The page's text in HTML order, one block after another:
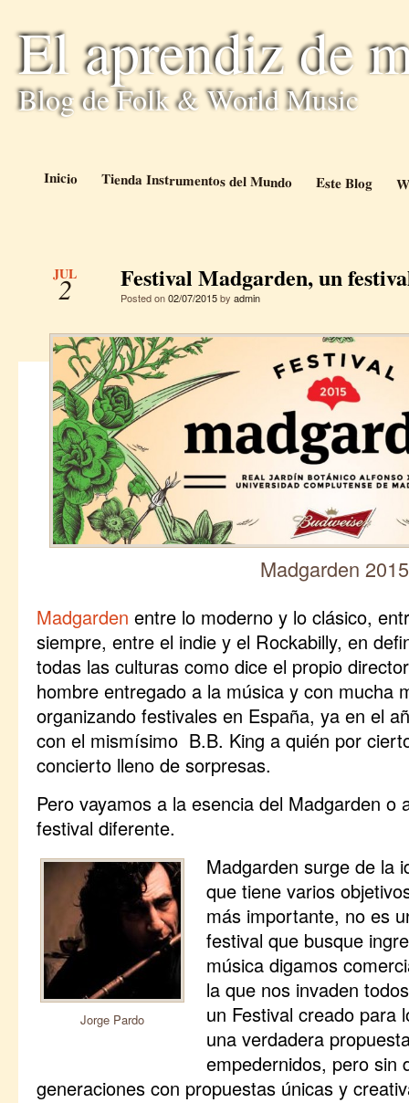
El aprendiz de
Blog de Folk & World Music
Inicio Tienda Instrumentos del Mundo Este Blog
JUL
2 Festival Madgarden, un
Posted on02/07/2015by admin
Madgarden 2015
Madgarden entre lo moderno y lo clásico,
siempre, entre el indie y el Rockabilly, en
todas las culturas como dice el propio
hombre entregado a la música y con mucha
organizando festivales en España, ya en el
con el mismísimo B.B. King a quién por
concierto lleno de sorpresas.
Pero vayamos a la esencia del Madgarden o
festival diferente.
Jorge Pardo
Madgarden surge de la
que tiene varios
más importante, no es
festival que busque
música digamos
la que nos invaden
un Festival creado para
una verdadera
empedernidos, pero sin
generaciones con propuestas únicas y